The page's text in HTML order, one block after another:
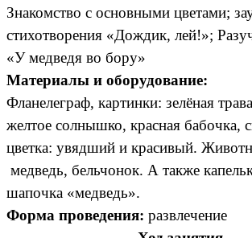
Знакомство с основными цветами;
стихотворения «Дождик, лей!»;
«У медведя во бору»
Материалы и оборудование:
Фланелеграф, картинки: зелёная
желтое солнышко, красная бабочка,
цветка: увядший и красивый.
медведь, бельчонок. А также
шапочка «медведь».
Форма проведения: развлечение